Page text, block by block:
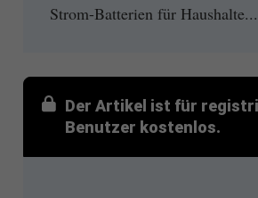
Strom-Batterien für Haushalte...
Der Artikel ist für
Benutzer kostenlos.